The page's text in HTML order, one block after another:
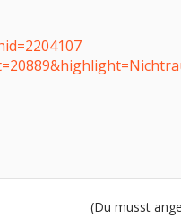
(Du musst